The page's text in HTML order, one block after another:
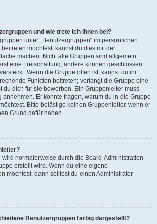
und wie trete ich ihnen bei?
unter „Benutzergruppen“ im persönlichen
möchtest, kannst du dies mit der
machen. Nicht alle Gruppen sind allgemein
eine Freischaltung, andere können geschlossen
Wenn die Gruppe offen ist, kannst du ihr
Funktion beitreten; verlangt die Gruppe eine
du dich für sie bewerben. Ein Gruppenleiter muss
annehmen. Er könnte fragen, warum du in die Gruppe
Bitte belästige keinen Gruppenleiter, wenn er
Grund dafür haben.
wird normalerweise durch die Board-Administration
erstellt wird. Wenn du eine eigene
möchtest, dann solltest du einen Administrator
Benutzergruppen farbig dargestellt?